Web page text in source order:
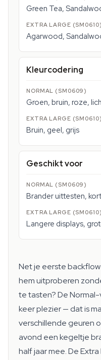
Green Tea,
Agarwood,
Kleurcodering
Groen, bruin, roze,
Bruin, geel, grijs
Geschikt voor
Brander uittesten,
Langere displays,
Net je eerste
hem uitproberen
te tasten? De
keer plezier — dat is
verschillende geuren
avond een kegeltje
half jaar mee. De